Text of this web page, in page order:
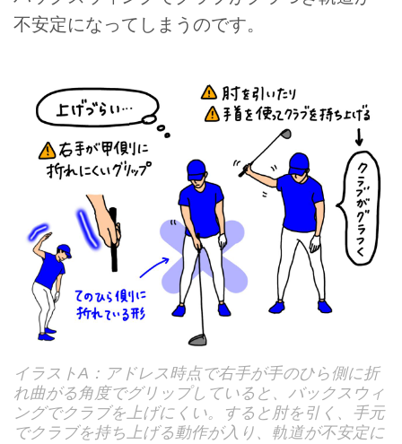
不安定になってしまうのです。
イラストA：アドレス時点で右手が手のひら側に折
れ曲がる角度でグリップしていると、バックスウィ
ングでクラブを上げにくい。すると肘を引く、手元
でクラブを持ち上げる動作が入り、軌道が不安定に